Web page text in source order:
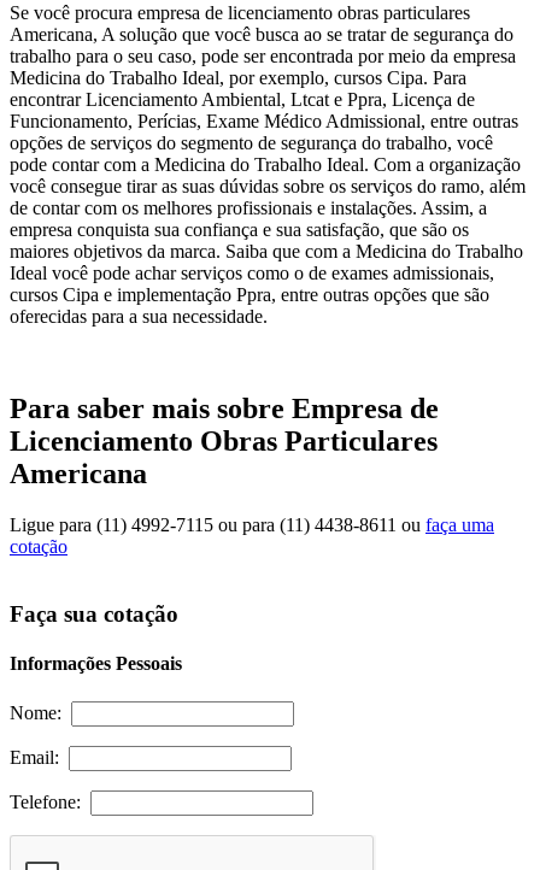
Se você procura empresa de licenciamento obras particulares
Americana, A solução que você busca ao se tratar de segurança do
trabalho para o seu caso, pode ser encontrada por meio da empresa
Medicina do Trabalho Ideal, por exemplo, cursos Cipa. Para
encontrar Licenciamento Ambiental, Ltcat e Ppra, Licença de
Funcionamento, Perícias, Exame Médico Admissional, entre outras
opções de serviços do segmento de segurança do trabalho, você
pode contar com a Medicina do Trabalho Ideal. Com a organização
você consegue tirar as suas dúvidas sobre os serviços do ramo, além
de contar com os melhores profissionais e instalações. Assim, a
empresa conquista sua confiança e sua satisfação, que são os
maiores objetivos da marca. Saiba que com a Medicina do Trabalho
Ideal você pode achar serviços como o de exames admissionais,
cursos Cipa e implementação Ppra, entre outras opções que são
oferecidas para a sua necessidade.
Para saber mais sobre Empresa de
Licenciamento Obras Particulares
Americana
Ligue para (11) 4992-7115 ou para (11) 4438-8611 ou faça uma
cotação
Faça sua cotação
Informações Pessoais
Nome:
Email:
Telefone: